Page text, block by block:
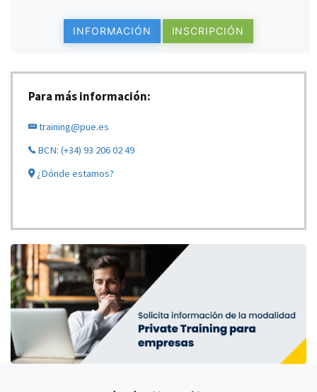
INFORMACIÓN INSCRIPCIÓN
Para más información:
training@pue.es
BCN: (+34) 93 206 02 49
¿Dónde estamos?